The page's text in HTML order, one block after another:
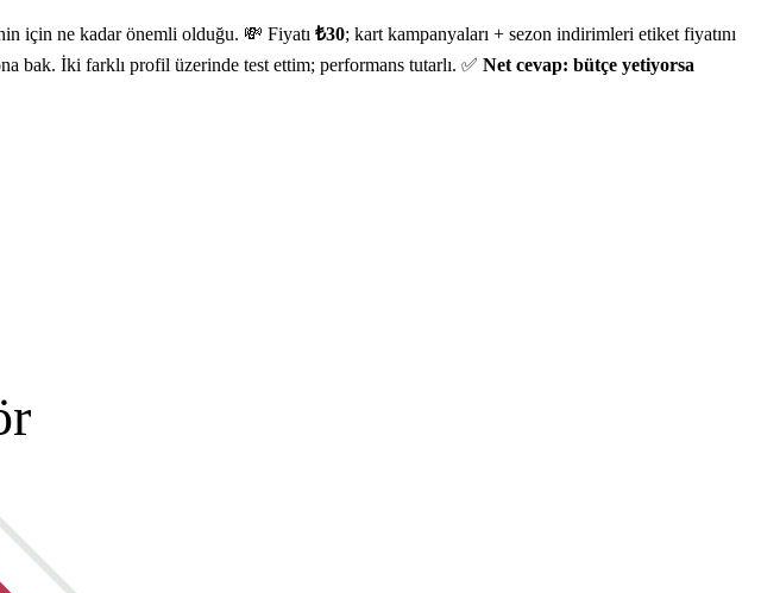
için ne kadar önemli olduğu. 💸 Fiyatı ₺30; kart kampanyaları + sezon indirimleri etiket fiyatını
bak. İki farklı profil üzerinde test ettim; performans tutarlı. ✅ Net cevap: bütçe yetiyorsa